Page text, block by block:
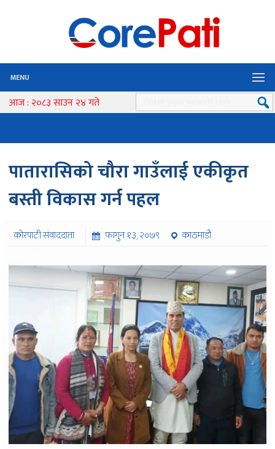
MENU
आज : २०८३ साउन २४ गते
पातारासिको चौरा गाउँलाई एकीकृत
बस्ती विकास गर्न पहल
कोरपाटी संवाददाता फागुन १३, २०७९
काठमाडौं